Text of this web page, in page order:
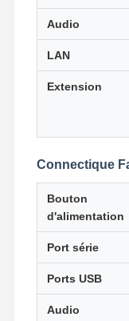
Audio
LAN
Extension
Connectique
Bouton
d'alimentation
Port série
Ports USB
Audio